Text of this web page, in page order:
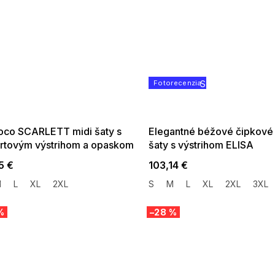
SCARLETT midi šaty s
výstrihom a opaskom
€
L XL 2XL
FotorecenziaSUMMER SALE -
Elegantné béžové
šaty s výstrihom ELISA
103,14 €
S M L XL 2XL 3XL
–28 %